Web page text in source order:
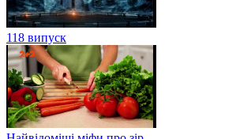
118 випуск